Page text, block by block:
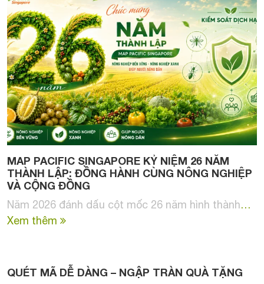
MAP PACIFIC SINGAPORE KỶ NIỆM 26 NĂM
THÀNH LẬP: ĐỒNG HÀNH CÙNG NÔNG NGHIỆP
VÀ CỘNG ĐỒNG
Năm 2026 đánh dấu cột mốc 26 năm hình thành…
Xem thêm
QUÉT MÃ DỄ DÀNG – NGẬP TRÀN QUÀ TẶNG